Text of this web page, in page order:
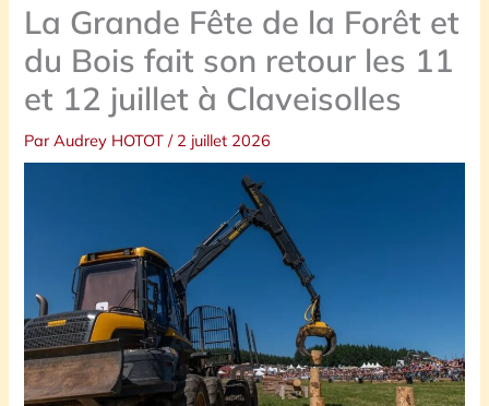
La Grande Fête de la Forêt et
du Bois fait son retour les 11
et 12 juillet à Claveisolles
ParAudrey HOTOT/ 2 juillet 2026